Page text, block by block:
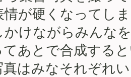
情が硬くなってし
かけながらみんな
てあとで合成する
真はみなそれぞれ